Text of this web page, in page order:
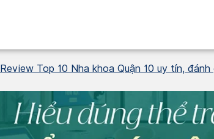
Review Top 10 Nha khoa Quận 10 uy tín, đánh